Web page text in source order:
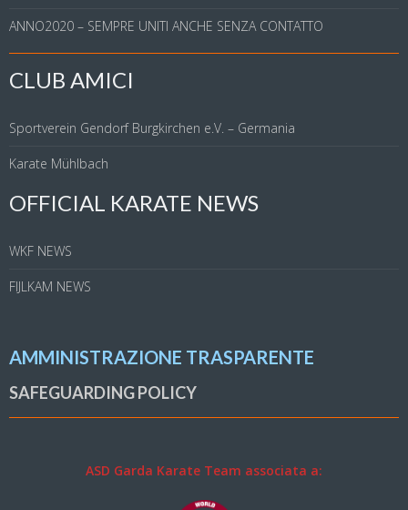
ANNO2020 – SEMPRE UNITI ANCHE SENZA CONTATTO
CLUB AMICI
Sportverein Gendorf Burgkirchen e.V. – Germania
Karate Mühlbach
OFFICIAL KARATE NEWS
WKF NEWS
FIJLKAM NEWS
AMMINISTRAZIONE TRASPARENTE
SAFEGUARDING POLICY
ASD Garda Karate Team associata a: